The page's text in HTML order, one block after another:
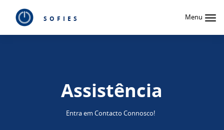
SOFIES Menu
Assistência
Entra em Contacto Connosco!